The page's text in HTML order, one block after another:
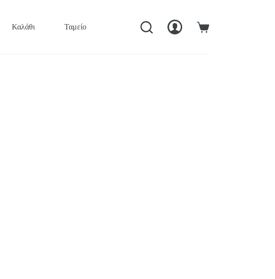
Καλάθι Ταμείο Ο Λογαριασμός Μού
Καλάθι